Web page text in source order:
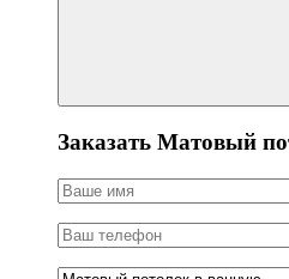
Заказать Матовый